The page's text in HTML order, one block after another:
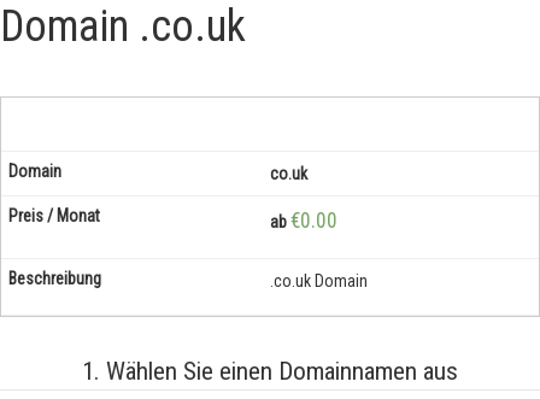
Domain .co.uk
co.uk
ab€0.00
.co.uk Domain
1. Wählen Sie einen Domainnamen aus